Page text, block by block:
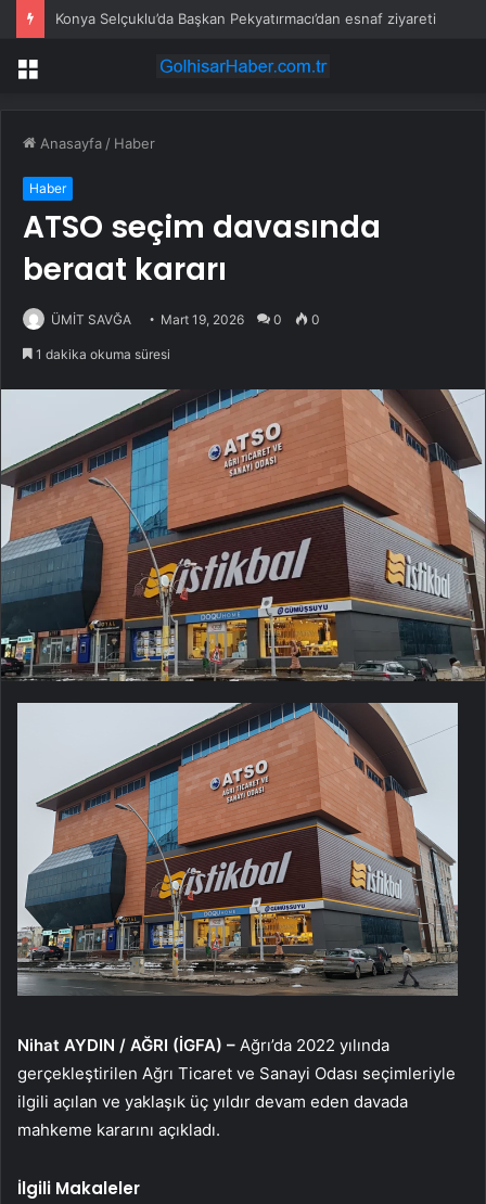
Konya Selçuklu’da Başkan Pekyatırmacı’dan esnaf ziyareti
Menü
Anasayfa / Haber
Haber
ATSO seçim davasında
beraat kararı
ÜMİT SAVĞA Mart 19, 2026 0 0
1 dakika okuma süresi
Nihat AYDIN / AĞRI (İGFA) – Ağrı’da 2022 yılında
gerçekleştirilen Ağrı Ticaret ve Sanayi Odası seçimleriyle
ilgili açılan ve yaklaşık üç yıldır devam eden davada
mahkeme kararını açıkladı.
İlgili Makaleler